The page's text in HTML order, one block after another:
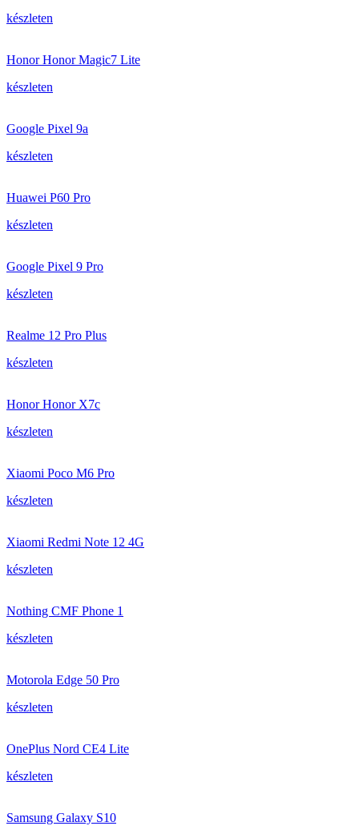
készleten
Honor Honor Magic7 Lite
készleten
Google Pixel 9a
készleten
Huawei P60 Pro
készleten
Google Pixel 9 Pro
készleten
Realme 12 Pro Plus
készleten
Honor Honor X7c
készleten
Xiaomi Poco M6 Pro
készleten
Xiaomi Redmi Note 12 4G
készleten
Nothing CMF Phone 1
készleten
Motorola Edge 50 Pro
készleten
OnePlus Nord CE4 Lite
készleten
Samsung Galaxy S10